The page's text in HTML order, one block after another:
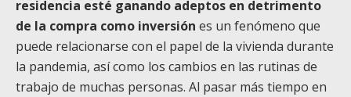
residencia esté ganando adeptos en detrimento
de la compra como inversión es un fenómeno que
puede relacionarse con el papel de la vivienda durante
la pandemia, así como los cambios en las rutinas de
trabajo de muchas personas. Al pasar más tiempo en